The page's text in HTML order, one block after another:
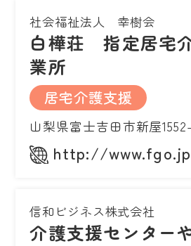
社会福祉法人 幸樹会
白樺荘 指定居宅
業所
居宅介護支援
山梨県富士吉田市新屋
http://
信和ビジネス株式会社
介護支援センター